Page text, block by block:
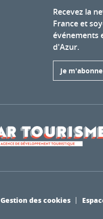
Recevez la
France et
événements
d'Azur.
Je m'abonne
Gestion des cookies